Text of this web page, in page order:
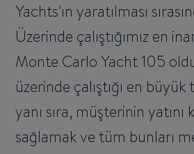
Yachts'ın yaratılması
Üzerinde çalıştığımız en
Monte Carlo Yacht 105
üzerinde çalıştığı en büyük
yanı sıra, müşterinin
sağlamak ve tüm bunları